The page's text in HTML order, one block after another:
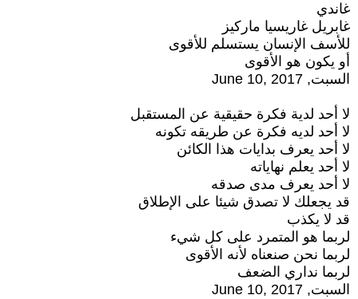
غاندي
غابريل غاريسيا ماركيز
للأسف الإنسان يستسلم للأقوى
أو يكون هو الأقوى
السبت, June 10, 2017
لا أحد لدية فكرة حقيقية عن المستقبل
لا أحد لديه فكرة عن طريقه تكونه
لا أحد يعرف بدايات هذا الكائن
لا أحد يعلم نهاياته
لا أحد يعرف مدى صدقه
قد يجعلك لا تصدق شيئا على الإطلاق
قد لا يكذب
لربما هو المتمرد على كل شيء
لربما نحن صنعناه لأنه الأقوى
لربما نداري الضعف
السبت, June 10, 2017